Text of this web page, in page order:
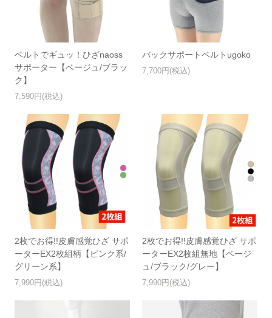
ベルトでギュッ！ひざnaoss
サポーター【ベージュ/ブラッ
ク】
7,590円(税込)
バックサポートベルトugoko
7,700円(税込)
2枚でお得!!皮膚感覚ひざ サポ
ーターEX2枚組柄【ピンク系/
グリーン系】
7,990円(税込)
2枚でお得!!皮膚感覚ひざ サポ
ーターEX2枚組無地【ベージ
ュ/ブラック/グレー】
7,990円(税込)